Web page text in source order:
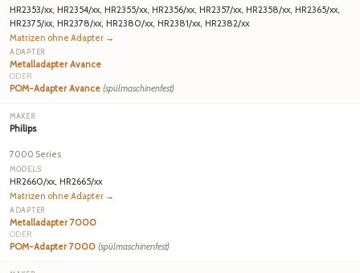
HR2353/xx, HR2354/xx, HR2355/xx, HR2356/xx, HR2357/xx, HR2358/xx, HR2365/xx,
HR2375/xx, HR2378/xx, HR2380/xx, HR2381/xx, HR2382/xx
Matrizen ohne Adapter →
Metalladapter Avance
ODER
POM-Adapter Avance (spülmaschinenfest)
Philips
7000 Series
HR2660/xx, HR2665/xx
Matrizen ohne Adapter →
Metalladapter 7000
ODER
POM-Adapter 7000 (spülmaschinenfest)